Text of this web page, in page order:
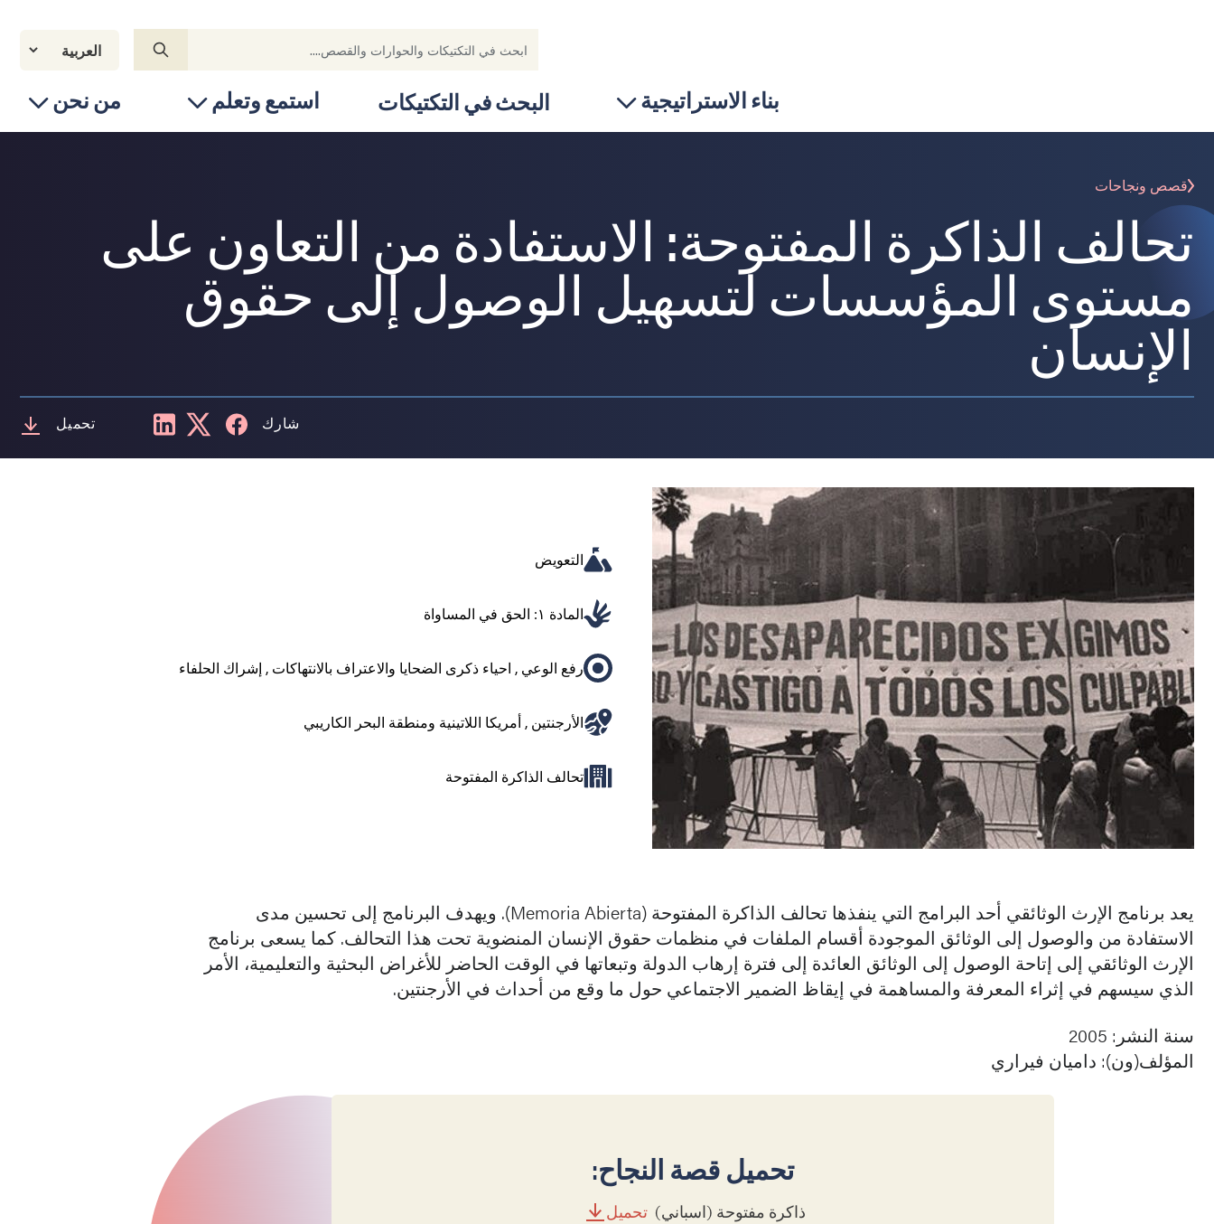
بناء الاستراتيجية البحث في التكتيكات استمع وتعلم من نحن
قصص ونجاحات
تحالف الذاكرة المفتوحة: الاستفادة من التعاون على
مستوى المؤسسات لتسهيل الوصول إلى حقوق
الإنسان
شارك تحميل
التعويض
المادة ١: الحق في المساواة
رفع الوعي , احياء ذكرى الضحايا والاعتراف بالانتهاكات , إشراك الحلفاء
الأرجنتين , أمريكا اللاتينية ومنطقة البحر الكاريبي
تحالف الذاكرة المفتوحة
يعد برنامج الإرث الوثائقي أحد البرامج التي ينفذها تحالف الذاكرة المفتوحة (Memoria Abierta). ويهدف البرنامج إلى تحسين مدى
الاستفادة من والوصول إلى الوثائق الموجودة أقسام الملفات في منظمات حقوق الإنسان المنضوية تحت هذا التحالف. كما يسعى برنامج
الإرث الوثائقي إلى إتاحة الوصول إلى الوثائق العائدة إلى فترة إرهاب الدولة وتبعاتها في الوقت الحاضر للأغراض البحثية والتعليمية، الأمر
الذي سيسهم في إثراء المعرفة والمساهمة في إيقاظ الضمير الاجتماعي حول ما وقع من أحداث في الأرجنتين.
سنة النشر: 2005
المؤلف(ون): داميان فيراري
تحميل قصة النجاح:
ذاكرة مفتوحة (اسباني) تحميل